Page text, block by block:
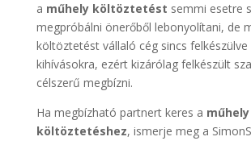
a műhely költöztetést semmi esetre
megpróbálni önerőből lebonyolítani, de
költöztetést vállaló cég sincs
kihívásokra, ezért kizárólag felkészült
célszerű megbízni.
Ha megbízható partnert keres a műhely
költöztetéshez, ismerje meg a